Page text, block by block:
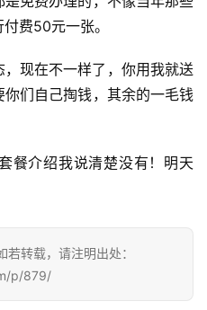
费50元一张。
现在不一样了，你用我就送
们自己掏钱，其余的一毛钱
餐介绍我说清楚没有！明天
转载，请注明出处：
p/879/